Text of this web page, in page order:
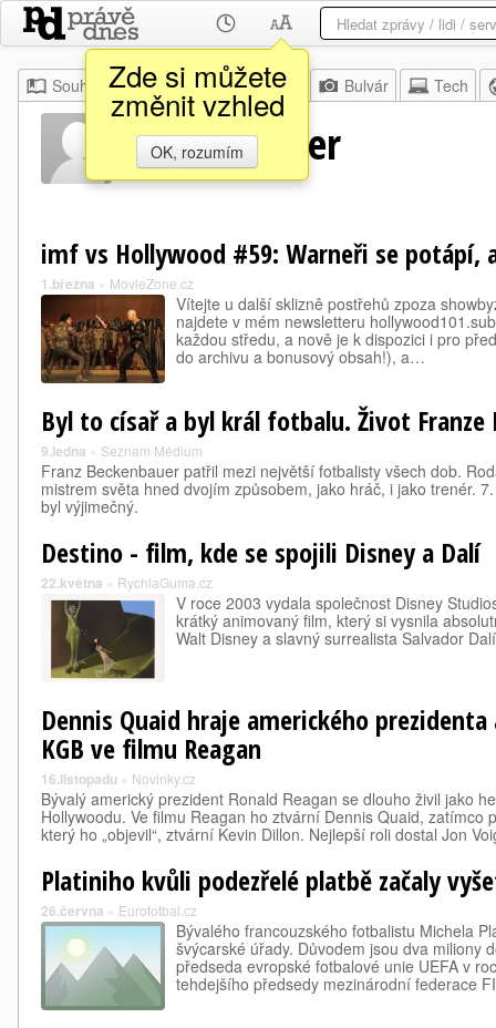
Zde si můžete
změnit vzhled
OK, rozumím
Souhrn Moje Z domova Bulvár Tech
Jacek Warner
imf vs Hollywood #59: Warneři se potápí,
1.března » MovieZone.cz
Vítejte u další sklizně postřehů zpoza
najdete v mém newsletteru
každou středu, a nově je k dispozici i pro
do archivu a bonusový obsah!), a…
Byl to císař a byl král fotbalu. Život Franze
9.ledna » Seznam Médium
Franz Beckenbauer patřil mezi největší fotbalisty všech dob.
mistrem světa hned dvojím způsobem, jako hráč, i jako trenér.
byl výjimečný.
Destino - film, kde se spojili Disney a Dalí
22.května » RychlaGuma.cz
V roce 2003 vydala společnost Disney
krátký animovaný film, který si vysnila
Walt Disney a slavný surrealista Salvador
Dennis Quaid hraje amerického
KGB ve filmu Reagan
16.listopadu » Novinky.cz
Bývalý americký prezident Ronald Reagan se dlouho živil jako
Hollywoodu. Ve filmu Reagan ho ztvární Dennis Quaid, zatímco
který ho „objevil“, ztvární Kevin Dillon. Nejlepší roli dostal Jon
Platiniho kvůli podezřelé platbě začaly
26.června » Eurofotbal.cz
Bývalého francouzského fotbalistu Michela
švýcarské úřady. Důvodem jsou dva miliony
předseda evropské fotbalové unie UEFA v
tehdejšího předsedy mezinárodní federace